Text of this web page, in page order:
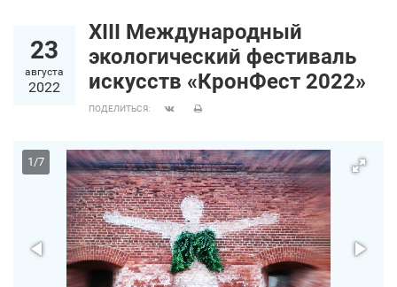
23
августа
2022
XIII Международный
экологический фестиваль
искусств «КронФест 2022»
ПОДЕЛИТЬСЯ:
1/7